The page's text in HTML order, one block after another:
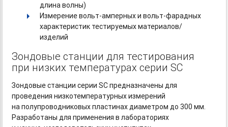
длина волны)
Измерениевольт-амперныхи вольт-фарадных
характеристик тестируемых материалов/
изделий
Зондовые станции для тестирования
при низких температурах серии SC
Зондовые станции серии SC предназначены для
проведения низкотемпературных измерений
на полупроводниковых пластинах диаметром до 300 мм.
Разработаны для применения в лабораториях